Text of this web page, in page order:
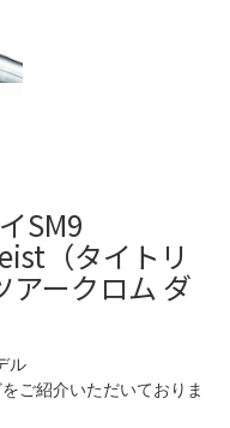
SM9
（タイトリ
アークロム ダ
ル
ご紹介いただいておりま